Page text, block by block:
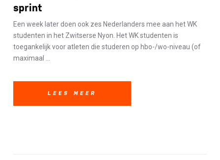
sprint
Een week later doen ook zes Nederlanders mee aan het WK
studenten in het Zwitserse Nyon. Het WK studenten is
toegankelijk voor atleten die studeren op hbo-/wo-niveau (of
maximaal ...
LEES MEER